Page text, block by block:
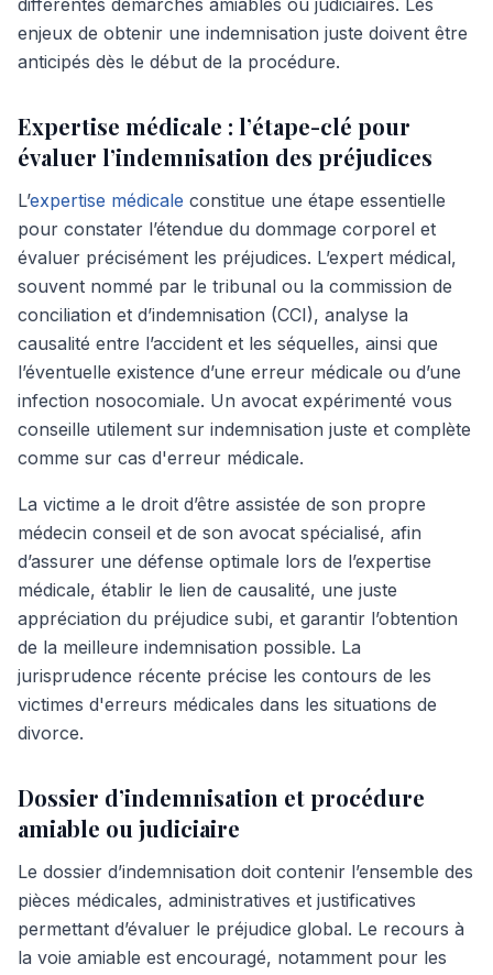
différentes démarches amiables ou judiciaires. Les
enjeux de obtenir une indemnisation juste doivent être
anticipés dès le début de la procédure.
Expertise médicale : l’étape-clé pour
évaluer l’indemnisation des préjudices
L’expertise médicale constitue une étape essentielle
pour constater l’étendue du dommage corporel et
évaluer précisément les préjudices. L’expert médical,
souvent nommé par le tribunal ou la commission de
conciliation et d’indemnisation (CCI), analyse la
causalité entre l’accident et les séquelles, ainsi que
l’éventuelle existence d’une erreur médicale ou d’une
infection nosocomiale. Un avocat expérimenté vous
conseille utilement sur indemnisation juste et complète
comme sur cas d'erreur médicale.
La victime a le droit d’être assistée de son propre
médecin conseil et de son avocat spécialisé, afin
d’assurer une défense optimale lors de l’expertise
médicale, établir le lien de causalité, une juste
appréciation du préjudice subi, et garantir l’obtention
de la meilleure indemnisation possible. La
jurisprudence récente précise les contours de les
victimes d'erreurs médicales dans les situations de
divorce.
Dossier d’indemnisation et procédure
amiable ou judiciaire
Le dossier d’indemnisation doit contenir l’ensemble des
pièces médicales, administratives et justificatives
permettant d’évaluer le préjudice global. Le recours à
la voie amiable est encouragé, notamment pour les